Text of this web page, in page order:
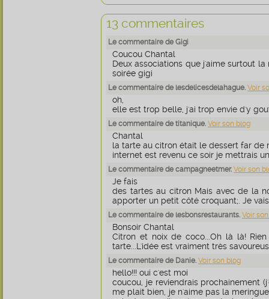
13 commentaires
Le commentaire de Gigi
Coucou Chantal
Deux associations que j'aime surtout la
soirée gigi
Le commentaire de lesdelicesdelahague. Voir
oh,
elle est trop belle, j'ai trop envie d'y
Le commentaire de titanique. Voir son blog
Chantal
la tarte au citron était le dessert far de
internet est revenu ce soir je mettrais
Le commentaire de campagneetmer. Voir son
Je fais
des tartes au citron Mais avec de la
apporter un petit côté croquant;. Je
Le commentaire de lesbonsrestaurants. Voir
Bonsoir Chantal
Citron et noix de coco...Oh là là!
tarte...L'idée est vraiment très
Le commentaire de Danie. Voir son blog
hello!!! oui c'est moi
coucou, je reviendrais prochainement
me plait bien, je n'aime pas la